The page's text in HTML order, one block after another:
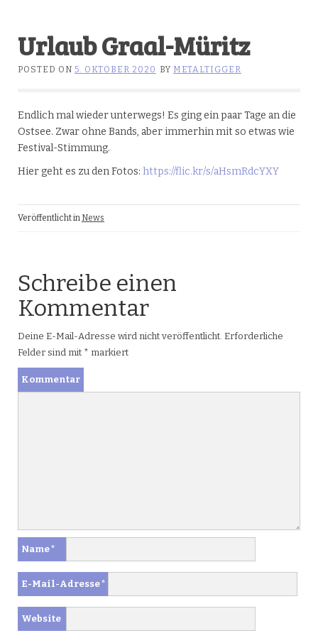
Urlaub Graal-Müritz
POSTED ON 5. OKTOBER 2020 BY METALTIGGER
Endlich mal wieder unterwegs! Es ging ein paar Tage an die
Ostsee. Zwar ohne Bands, aber immerhin mit so etwas wie
Festival-Stimmung.
Hier geht es zu den Fotos: https://flic.kr/s/aHsmRdcYXY
Veröffentlicht in News
Schreibe einen
Kommentar
Deine E-Mail-Adresse wird nicht veröffentlicht. Erforderliche
Felder sind mit * markiert
Kommentar
Name*
E-Mail-Adresse*
Website